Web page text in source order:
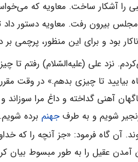
را آشکار ساخت. معاویه که
بیرون رفت. معاویه دستور
بود و برای این منظور، پرچمی بر
علی (علیه‌السّلام) رفتم تا چیزی
بیایید تا چیزی بدهم.» در وقت
آهنی گداخته و داغ مرا
شویم و به طرفجهنم برده
آن گاه فرمود: «جز آنچه را که
آمدن عقیل را به طور مبسوط بیان